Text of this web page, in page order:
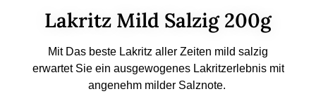
Lakritz Mild Salzig 200g
Mit Das beste Lakritz aller Zeiten mild salzig
erwartet Sie ein ausgewogenes Lakritzerlebnis mit
angenehm milder Salznote.